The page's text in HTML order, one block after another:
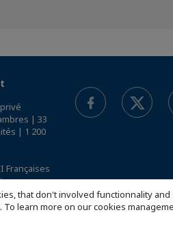
that don't involved functionnality
learn more on our cookies
| 33
| 1 200
Françaises
.